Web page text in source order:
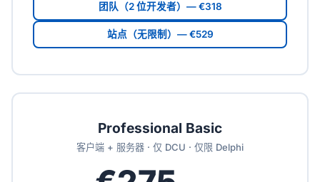
团队（2 位开发者）— €318
站点（无限制）— €529
Professional Basic
客户端 + 服务器 · 仅 DCU · 仅限 Delphi